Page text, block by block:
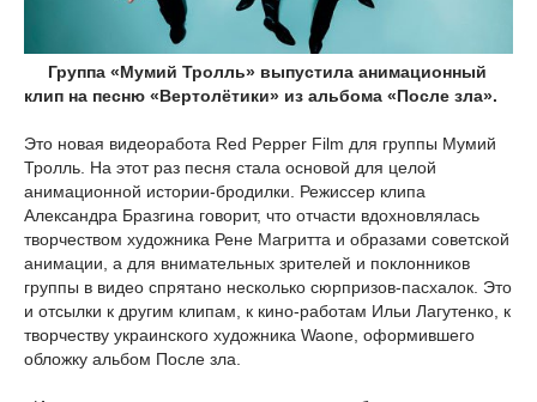
Группа «Мумий Тролль» выпустила анимационный
клип на песню «Вертолётики» из альбома «После зла».
Это новая видеоработа Red Pepper Film для группы Мумий
Тролль. На этот раз песня стала основой для целой
анимационной истории-бродилки. Режиссер клипа
Александра Бразгина говорит, что отчасти вдохновлялась
творчеством художника Рене Магритта и образами советской
анимации, а для внимательных зрителей и поклонников
группы в видео спрятано несколько сюрпризов-пасхалок. Это
и отсылки к другим клипам, к кино-работам Ильи Лагутенко, к
творчеству украинского художника Waone, оформившего
обложку альбом После зла.